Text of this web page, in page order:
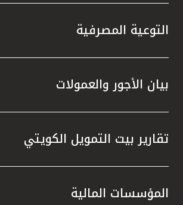
التوعية المصرفية
بيان الأجور والعمولات
تقارير بيت التمويل الكويتي
المؤسسات المالية